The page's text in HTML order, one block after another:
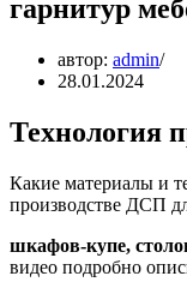
гарнитур
автор: admin
28.01.2024
Технология
Какие материалы и
производстве ДСП
шкафов-купе,
видео подробно